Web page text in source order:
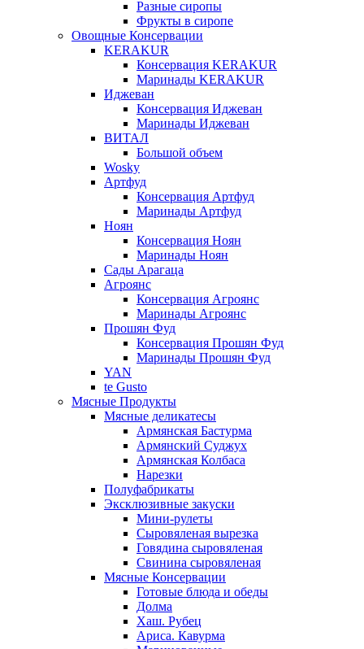
Разные сиропы
Фрукты в сиропе
Овощные Консервации
KERAKUR
Консервация KERAKUR
Маринады KERAKUR
Иджеван
Консервация Иджеван
Маринады Иджеван
ВИТАЛ
Большой объем
Wosky
Артфуд
Консервация Артфуд
Маринады Артфуд
Ноян
Консервация Ноян
Маринады Ноян
Сады Арагаца
Агроянс
Консервация Агроянс
Маринады Агроянс
Прошян Фуд
Консервация Прошян Фуд
Маринады Прошян Фуд
YAN
te Gusto
Мясные Продукты
Мясные деликатесы
Армянская Бастурма
Армянский Суджух
Армянская Колбаса
Нарезки
Полуфабрикаты
Эксклюзивные закуски
Мини-рулеты
Сыровяленая вырезка
Говядина сыровяленая
Свинина сыровяленая
Мясные Консервации
Готовые блюда и обеды
Долма
Хаш. Рубец
Ариса. Кавурма